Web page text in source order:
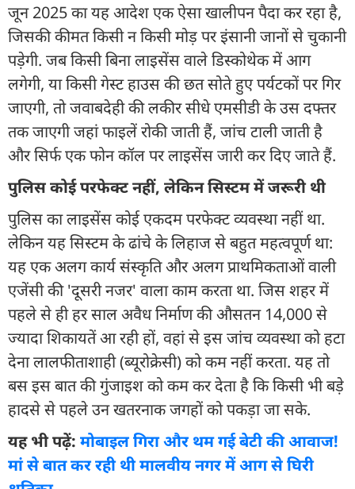
जून 2025 का यह आदेश एक ऐसा खालीपन पैदा कर रहा है,
जिसकी कीमत किसी न किसी मोड़ पर इंसानी जानों से चुकानी
पड़ेगी. जब किसी बिना लाइसेंस वाले डिस्कोथेक में आग
लगेगी, या किसी गेस्ट हाउस की छत सोते हुए पर्यटकों पर गिर
जाएगी, तो जवाबदेही की लकीर सीधे एमसीडी के उस दफ्तर
तक जाएगी जहां फाइलें रोकी जाती हैं, जांच टाली जाती है
और सिर्फ एक फोन कॉल पर लाइसेंस जारी कर दिए जाते हैं.
पुल‍िस कोई परफेक्‍ट नहीं, लेक‍िन स‍िस्‍टम में जरूरी थी
पुलिस का लाइसेंस कोई एकदम परफेक्ट व्यवस्था नहीं था.
लेकिन यह सिस्टम के ढांचे के लिहाज से बहुत महत्वपूर्ण था:
यह एक अलग कार्य संस्कृति और अलग प्राथमिकताओं वाली
एजेंसी की 'दूसरी नजर' वाला काम करता था. जिस शहर में
पहले से ही हर साल अवैध निर्माण की औसतन 14,000 से
ज्यादा शिकायतें आ रही हों, वहां से इस जांच व्यवस्था को हटा
देना लालफीताशाही (ब्यूरोक्रेसी) को कम नहीं करता. यह तो
बस इस बात की गुंजाइश को कम कर देता है कि किसी भी बड़े
हादसे से पहले उन खतरनाक जगहों को पकड़ा जा सके.
यह भी पढ़ें: मोबाइल गिरा और थम गई बेटी की आवाज!
मां से बात कर रही थी मालवीय नगर में आग से घिरी